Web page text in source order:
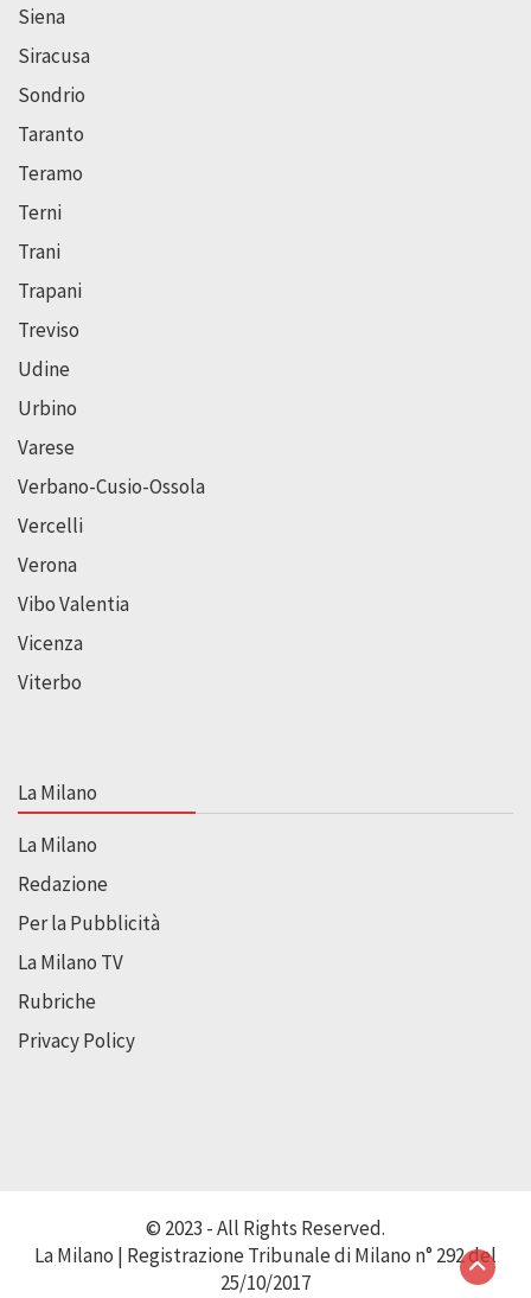
Siena
Siracusa
Sondrio
Taranto
Teramo
Terni
Trani
Trapani
Treviso
Udine
Urbino
Varese
Verbano-Cusio-Ossola
Vercelli
Verona
Vibo Valentia
Vicenza
Viterbo
La Milano
La Milano
Redazione
Per la Pubblicità
La Milano TV
Rubriche
Privacy Policy
© 2023 - All Rights Reserved.
La Milano | Registrazione Tribunale di Milano n° 292 del
25/10/2017